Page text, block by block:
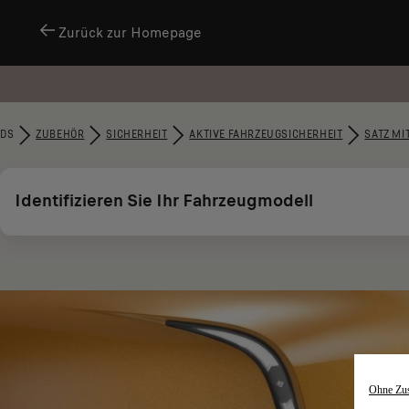
Zurück zur Homepage
DS ZUBEHÖR​ SICHERHEIT AKTIVE FAHRZEUGSICHERHEIT SATZ
Identifizieren Sie Ihr Fahrzeugmodell
Ohne